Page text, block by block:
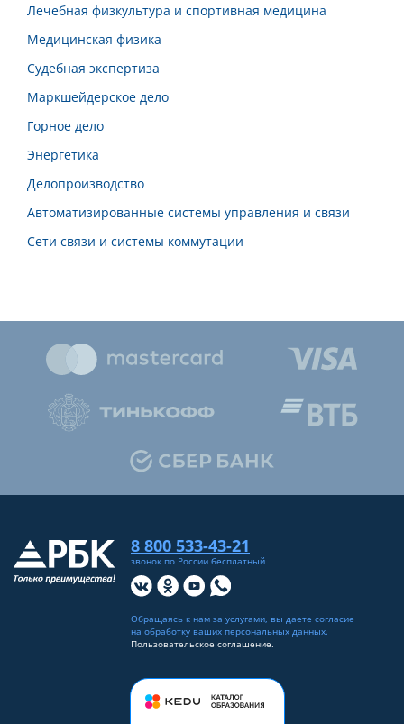
Лечебная физкультура и спортивная медицина
Медицинская физика
Судебная экспертиза
Маркшейдерское дело
Горное дело
Энергетика
Делопроизводство
Автоматизированные системы управления и связи
Сети связи и системы коммутации
8 800 533-43-21
звонок по России бесплатный
Обращаясь к нам за услугами, вы даете согласие
на обработку ваших персональных данных.
Пользовательское соглашение.